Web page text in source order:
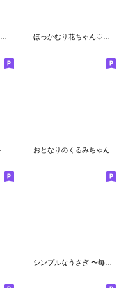
まっしゅくんと時々仲間たち2 ほっかむり花ちゃん♡可愛い言葉
おとなりのくるみちゃん
シンプルなうさぎ 〜毎日使える〜